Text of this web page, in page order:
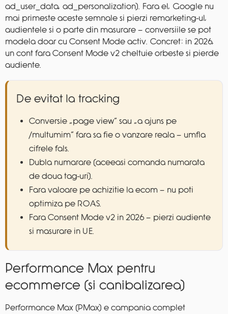
ad_user_data, ad_personalization). Fara el, Google nu
mai primeste aceste semnale si pierzi remarketing-ul,
audientele si o parte din masurare — conversiile se pot
modela doar cu Consent Mode activ. Concret: in 2026,
un cont fara Consent Mode v2 cheltuie orbeste si pierde
audiente.
De evitat la tracking
Conversie „page view” sau „a ajuns pe
/multumim” fara sa fie o vanzare reala — umfla
cifrele fals.
Dubla numarare (aceeasi comanda numarata
de doua tag-uri).
Fara valoare pe achizitie la ecom — nu poti
optimiza pe ROAS.
Fara Consent Mode v2 in 2026 — pierzi audiente
si masurare in UE.
Performance Max pentru
ecommerce (si canibalizarea)
Performance Max (PMax) e campania complet